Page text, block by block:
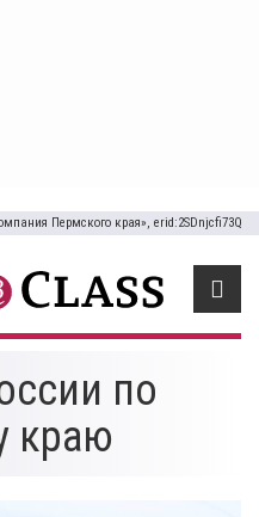
Пермского края», erid:2SDnjcfi73Q
по
краю